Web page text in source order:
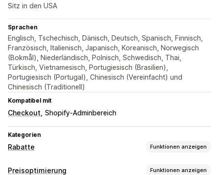
Sitz in den USA
Sprachen
Englisch, Tschechisch, Dänisch, Deutsch, Spanisch, Finnisch,
Französisch, Italienisch, Japanisch, Koreanisch, Norwegisch
(Bokmål), Niederländisch, Polnisch, Schwedisch, Thai,
Türkisch, Vietnamesisch, Portugiesisch (Brasilien),
Portugiesisch (Portugal), Chinesisch (Vereinfacht) und
Chinesisch (Traditionell)
Kompatibel mit
Checkout Shopify-Adminbereich
Kategorien
Rabatte Funktionen anzeigen
Rabatt-Typen
Preisoptimierung Funktionen anzeigen